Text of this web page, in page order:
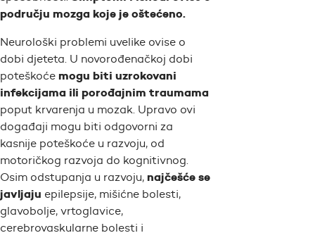
području mozga koje je oštećeno.
Neurološki problemi uvelike ovise o
dobi djeteta. U novorođenačkoj dobi
poteškoće mogu biti uzrokovani
infekcijama ili porođajnim traumama
poput krvarenja u mozak. Upravo ovi
događaji mogu biti odgovorni za
kasnije poteškoće u razvoju, od
motoričkog razvoja do kognitivnog.
Osim odstupanja u razvoju, najčešće se
javljaju epilepsije, mišićne bolesti,
glavobolje, vrtoglavice,
cerebrovaskularne bolesti i